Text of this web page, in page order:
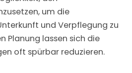
um die
und Verpflegung zu
Planung lassen sich die
oft spürbar reduzieren.